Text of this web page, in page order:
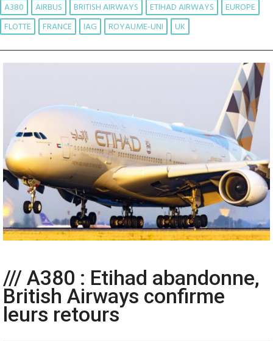
A380 AIRBUS BRITISH AIRWAYS ETIHAD AIRWAYS
EUROPE
FLOTTE
FRANCE IAG ROYAUME-UNI UK
/// A380 : Etihad abandonne,
British Airways confirme
leurs retours